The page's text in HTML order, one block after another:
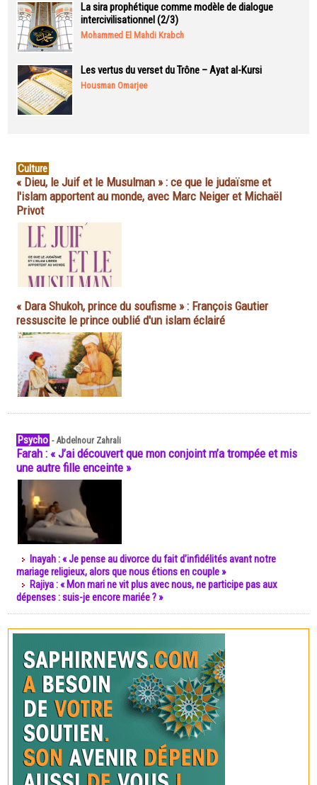
La sira prophétique comme modèle de dialogue
intercivilisationnel (2/3)
Mohammed El Mahdi Krabch
Les vertus du verset du Trône – Ayat al-Kursi
Housman Omarjee
Culture
« Dieu, le Juif et le Musulman » : ce que le judaïsme et
l'islam apportent au monde, avec Marc Neiger et Michaël
Privot
« Dara Shukoh, prince du soufisme » : François Gautier
ressuscite le prince oublié d'un islam éclairé
Psycho -Abdelnour Zahrali
Farah : « J’ai découvert que mon conjoint m’a trompée et mis
une autre fille enceinte »
Inayah : « Je pense au divorce du fait d’infidélités avant notre
mariage religieux, alors que nous étions en couple »
Rajiya : « Mon mari ne vit plus avec nous, ne participe pas aux
dépenses : suis-je encore mariée ? »